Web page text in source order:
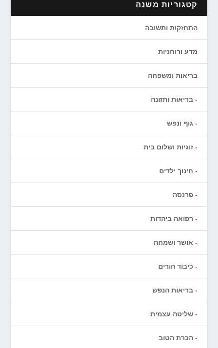
קטגוריות משנה
התחזקות ותשובה
מדע ורוחניות
בריאות ומשפחה
בריאות ותזונה
גוף ונפש
זוגיות ושלום בית
חינוך ילדים
פרנסה
רפואה ביהדות
אושר ושמחה
כיבוד הורים
בריאות הנפש
שליטה עצמית
הכרת הטוב